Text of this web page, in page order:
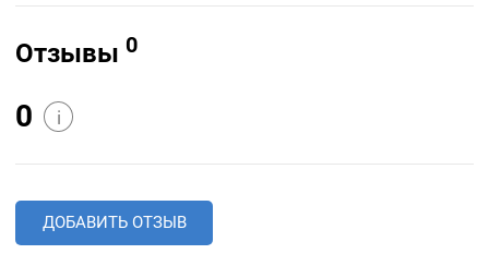
Отзывы 0
0 i
ДОБАВИТЬ ОТЗЫВ